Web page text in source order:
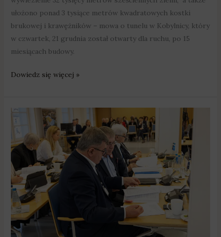
ułożono ponad 3 tysiące metrów kwadratowych kostki
brukowej i krawężników – mowa o tunelu w Kobylnicy, który
w czwartek, 21 grudnia został otwarty dla ruchu, po 15
miesiącach budowy.
Dowiedz się więcej »
Powiat
Poznański
z
budżetem
na
2024
rok
–
jakie
inwestycje